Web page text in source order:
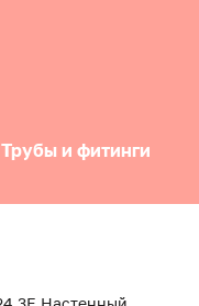
Трубы и фитинги